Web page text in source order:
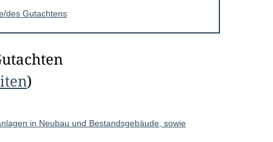
des Gutachtens
)
in Neubau und Bestandsgebäude, sowie